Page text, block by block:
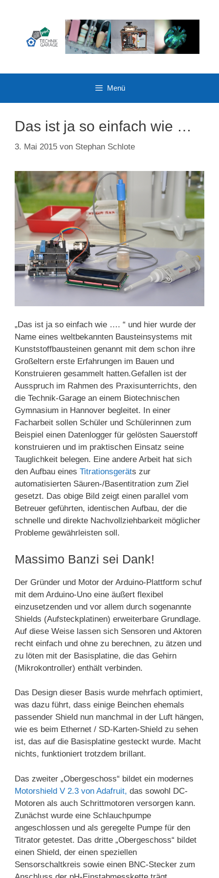
Menü
Das ist ja so einfach wie …
3. Mai 2015 von Stephan Schlote
„Das ist ja so einfach wie …. “ und hier wurde der
Name eines weltbekannten Bausteinsystems mit
Kunststoffbausteinen genannt mit dem schon ihre
Großeltern erste Erfahrungen im Bauen und
Konstruieren gesammelt hatten.Gefallen ist der
Ausspruch im Rahmen des Praxisunterrichts, den
die Technik-Garage an einem Biotechnischen
Gymnasium in Hannover begleitet. In einer
Facharbeit sollen Schüler und Schülerinnen zum
Beispiel einen Datenlogger für gelösten Sauerstoff
konstruieren und im praktischen Einsatz seine
Tauglichkeit belegen. Eine andere Arbeit hat sich
den Aufbau eines Titrationsgeräts zur
automatisierten Säuren-/Basentitration zum Ziel
gesetzt. Das obige Bild zeigt einen parallel vom
Betreuer geführten, identischen Aufbau, der die
schnelle und direkte Nachvollziehbarkeit möglicher
Probleme gewährleisten soll.
Massimo Banzi sei Dank!
Der Gründer und Motor der Arduino-Plattform schuf
mit dem Arduino-Uno eine äußert flexibel
einzusetzenden und vor allem durch sogenannte
Shields (Aufsteckplatinen) erweiterbare Grundlage.
Auf diese Weise lassen sich Sensoren und Aktoren
recht einfach und ohne zu berechnen, zu ätzen und
zu löten mit der Basisplatine, die das Gehirn
(Mikrokontroller) enthält verbinden.
Das Design dieser Basis wurde mehrfach optimiert,
was dazu führt, dass einige Beinchen ehemals
passender Shield nun manchmal in der Luft hängen,
wie es beim Ethernet / SD-Karten-Shield zu sehen
ist, das auf die Basisplatine gesteckt wurde. Macht
nichts, funktioniert trotzdem brillant.
Das zweiter „Obergeschoss“ bildet ein modernes
Motorshield V 2.3 von Adafruit, das sowohl DC-
Motoren als auch Schrittmotoren versorgen kann.
Zunächst wurde eine Schlauchpumpe
angeschlossen und als geregelte Pumpe für den
Titrator getestet. Das dritte „Obergeschoss“ bildet
einen Shield, der einen speziellen
Sensorschaltkreis sowie einen BNC-Stecker zum